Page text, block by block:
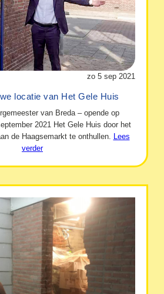
zo 5 sep 2021
locatie van Het Gele Huis
van Breda – opende op
2021 Het Gele Huis door het
de Haagsemarkt te onthullen. Lees
verder